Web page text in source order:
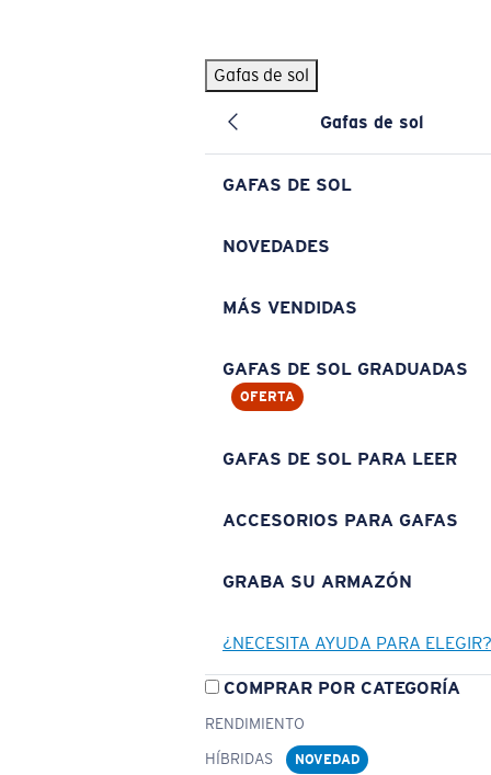
Gafas de sol
Gafas de sol
GAFAS DE SOL
NOVEDADES
MÁS VENDIDAS
GAFAS DE SOL GRADUADAS
OFERTA
GAFAS DE SOL PARA LEER
ACCESORIOS PARA GAFAS
GRABA SU ARMAZÓN
¿NECESITA AYUDA PARA ELEGIR?
COMPRAR POR CATEGORÍA
RENDIMIENTO
HÍBRIDAS
NOVEDAD
BÚSQUEDAS POPULARES
Pilothouse PRO Limited Edition Pack Exclusivo
Gafas de sol personalizadas
Los más vendidos de gafas de sol